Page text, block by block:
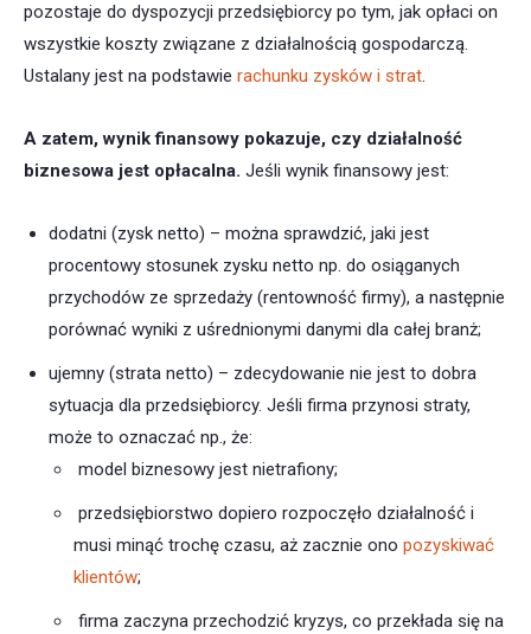
pozostaje do dyspozycji przedsiębiorcy po tym, jak opłaci on
wszystkie koszty związane z działalnością gospodarczą.
Ustalany jest na podstawie rachunku zysków i strat.
A zatem, wynik finansowy pokazuje, czy działalność
biznesowa jest opłacalna. Jeśli wynik finansowy jest:
dodatni (zysk netto) – można sprawdzić, jaki jest
procentowy stosunek zysku netto np. do osiąganych
przychodów ze sprzedaży (rentowność firmy), a następnie
porównać wyniki z uśrednionymi danymi dla całej branż;
ujemny (strata netto) – zdecydowanie nie jest to dobra
sytuacja dla przedsiębiorcy. Jeśli firma przynosi straty,
może to oznaczać np., że:
model biznesowy jest nietrafiony;
przedsiębiorstwo dopiero rozpoczęło działalność i
musi minąć trochę czasu, aż zacznie ono pozyskiwać
klientów;
firma zaczyna przechodzić kryzys, co przekłada się na